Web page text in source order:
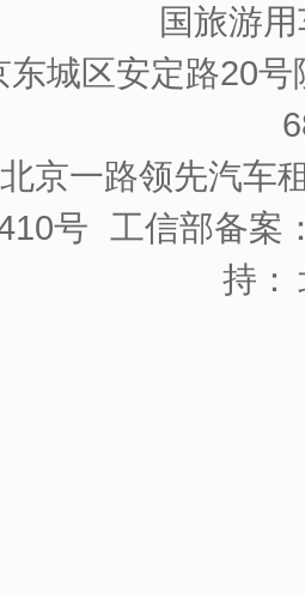
国旅游
东城区安定路20
京一路领先汽车
号 工信部备案
持：